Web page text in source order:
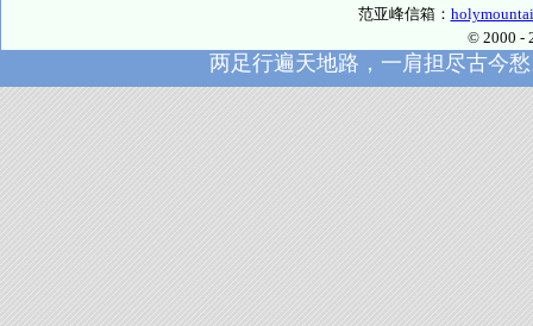
范亚峰信箱：
© 2000 -
两足行遍天地路，一肩担尽古今